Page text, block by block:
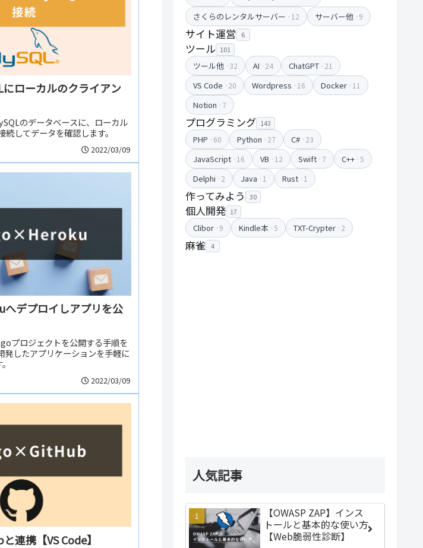
にローカルのクライアン
のデータベースに、ローカル
してデータを確認します。
2022/03/09
へデプロイしアプリを公
プロジェクトを公開する手順を
発したアプリケーションを手軽に
2022/03/09
連携【VS Code】
さくらのレンタルサーバー ·12 サーバー他 ·9
サイト運営 6
ツール 101
ツール他 ·32 AI ·24 ChatGPT ·21
VS Code ·20 Wordpress ·16 Docker ·11
Notion ·7
プログラミング 143
PHP ·60 Python ·27 C# ·23
JavaScript ·16 VB ·12 Swift ·7 C++ ·5
Delphi ·2 Java ·1 Rust ·1
作ってみよう 30
個人開発 17
Clibor ·9 Kindle本 ·5 TXT-Crypter ·2
麻雀 4
人気記事
【OWASP ZAP】インス
トールと基本的な使い方
【Web脆弱性診断】